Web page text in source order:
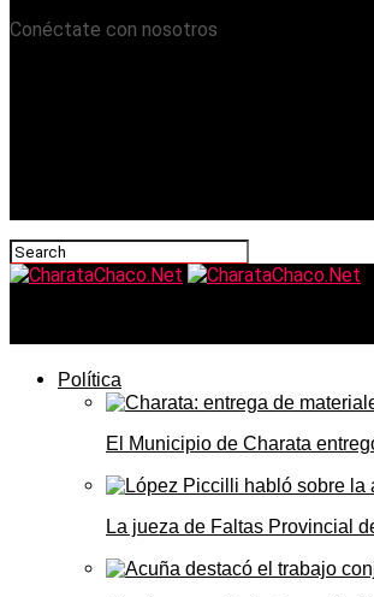
Conéctate con nosotros
Política
El Municipio de Charata
La jueza de Faltas Provincial